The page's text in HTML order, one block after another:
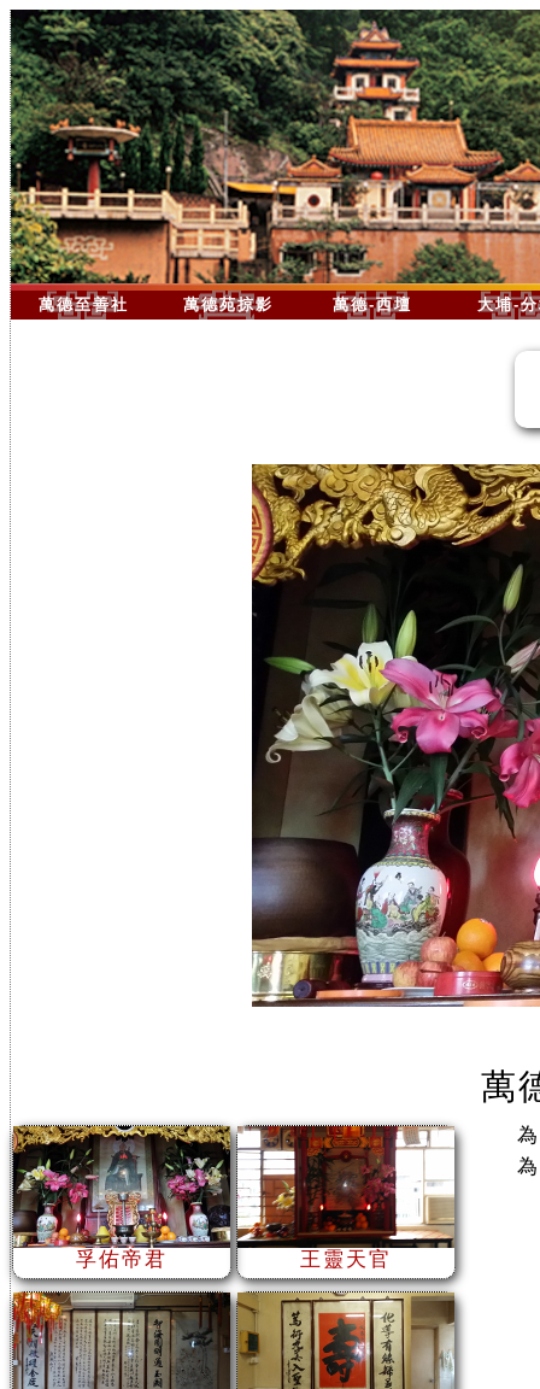
萬德至善社 萬德苑掠影 萬德-西壇 大埔-
萬
孚佑帝君 王靈天官